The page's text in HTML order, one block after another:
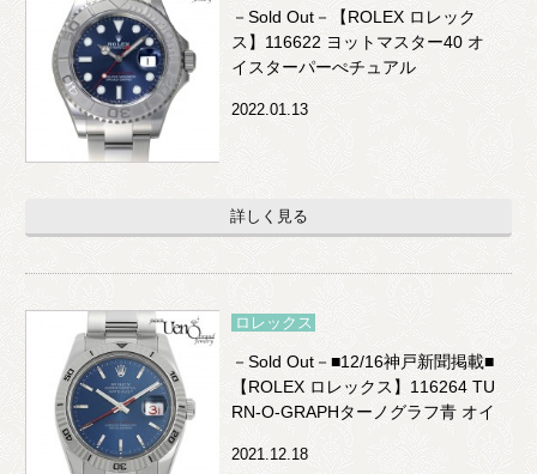
－Sold Out－【ROLEX ロレック
ス】116622 ヨットマスター40 オ
イスターパーぺチュアル
2022.01.13
詳しく見る
ロレックス
－Sold Out－■12/16神戸新聞掲載■
【ROLEX ロレックス】116264 TU
RN-O-GRAPHターノグラフ青 オイ
スターパーぺチュアル デイトジャ
スト
2021.12.18